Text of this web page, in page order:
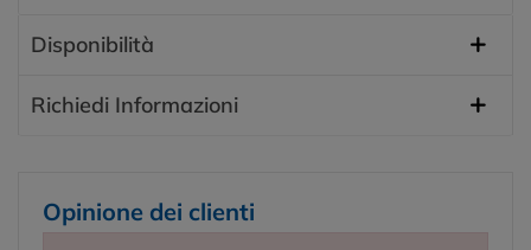
Disponibilità
Richiedi Informazioni
Opinione dei clienti